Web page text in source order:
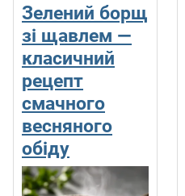
Зелений борщ
зі щавлем —
класичний
рецепт
смачного
весняного
обіду